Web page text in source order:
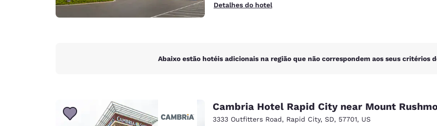
Detalhes do hotel
Abaixo estão hotéis adicionais na região que não correspondem aos seus critérios
Cambria Hotel Rapid City near Mount
3333 Outfitters Road, Rapid City, SD, 57701, US